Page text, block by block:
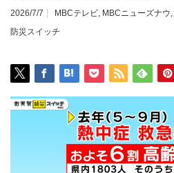
2026/7/7 MBCテレビ, MBCニューズナウ,
防災スイッチ